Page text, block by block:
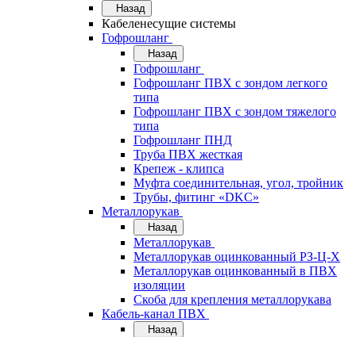
Назад
Кабеленесущие системы
Гофрошланг
Назад
Гофрошланг
Гофрошланг ПВХ с зондом легкого
типа
Гофрошланг ПВХ с зондом тяжелого
типа
Гофрошланг ПНД
Труба ПВХ жесткая
Крепеж - клипса
Муфта соединительная, угол, тройник
Трубы, фитинг «DKC»
Металлорукав
Назад
Металлорукав
Металлорукав оцинкованный РЗ-Ц-Х
Металлорукав оцинкованный в ПВХ
изоляции
Скоба для крепления металлорукава
Кабель-канал ПВХ
Назад